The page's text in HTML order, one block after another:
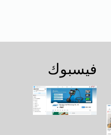
فيسبوك